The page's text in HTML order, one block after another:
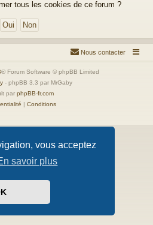
vous acceptez
savoir plus
tous les cookies de ce forum ?
Nous contacter
® Forum Software © phpBB Limited
- phpBB 3.3 par MrGaby
par phpBB-fr.com
| Conditions